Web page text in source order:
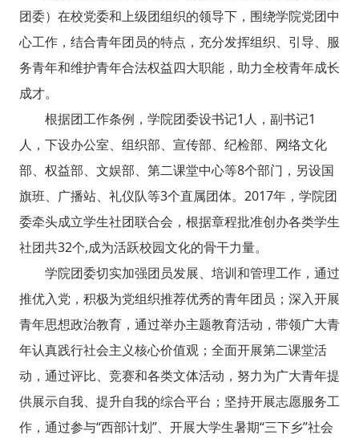
团委）在校党委和上级团组织的领导下，围绕学院党团中
心工作，结合青年团员的特点，充分发挥组织、引导、服
务青年和维护青年合法权益四大职能，助力全校青年成长
成才。
根据团工作条例，学院团委设书记1人，副书记1
人，下设办公室、组织部、宣传部、纪检部、网络文化
部、权益部、文娱部、第二课堂中心等8个部门，另设国
旗班、广播站、礼仪队等3个直属团体。2017年，学院团
委牵头成立学生社团联合会，根据章程批准创办各类学生
社团共32个,成为活跃校园文化的骨干力量。
学院团委切实加强团员发展、培训和管理工作，通过
推优入党，积极为党组织推荐优秀的青年团员；深入开展
青年思想政治教育，通过举办主题教育活动，带领广大青
年认真践行社会主义核心价值观；全面开展第二课堂活
动，通过评比、竞赛和各类文体活动，努力为广大青年提
供展示自我、提升自我的综合平台；坚持开展志愿服务工
作，通过参与“西部计划”、开展大学生暑期“三下乡”社会